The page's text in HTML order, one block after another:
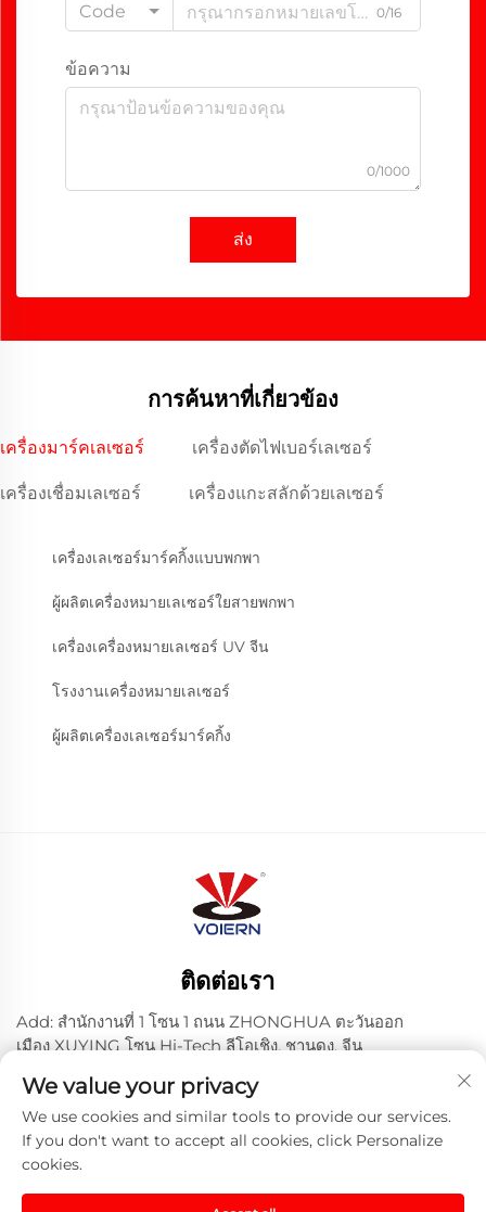
Code
0/16
ข้อความ
0/1000
ส่ง
การค้นหาที่เกี่ยวข้อง
เครื่องมาร์คเลเซอร์ เครื่องตัดไฟเบอร์เลเซอร์
เครื่องเชื่อมเลเซอร์ เครื่องแกะสลักด้วยเลเซอร์
เครื่องเลเซอร์มาร์คกิ้งแบบพกพา
ผู้ผลิตเครื่องหมายเลเซอร์ใยสายพกพา
เครื่องเครื่องหมายเลเซอร์ UV จีน
โรงงานเครื่องหมายเลเซอร์
ผู้ผลิตเครื่องเลเซอร์มาร์คกิ้ง
ติดต่อเรา
Add: สํานักงานที่ 1 โซน 1 ถนน ZHONGHUA ตะวันออก
เมือง XUYING โซน Hi-Tech ลีโอเชิง, ชานดง, จีน
โทรศัพท์:+86-635 8512218
อีเมล: [email protected]
ลิขสิทธิ์ © 2024 Liaocheng Voiern Laser Technology Co.,
We value your privacy
We use cookies and similar tools to provide our services.
If you don't want to accept all cookies, click Personalize
cookies.